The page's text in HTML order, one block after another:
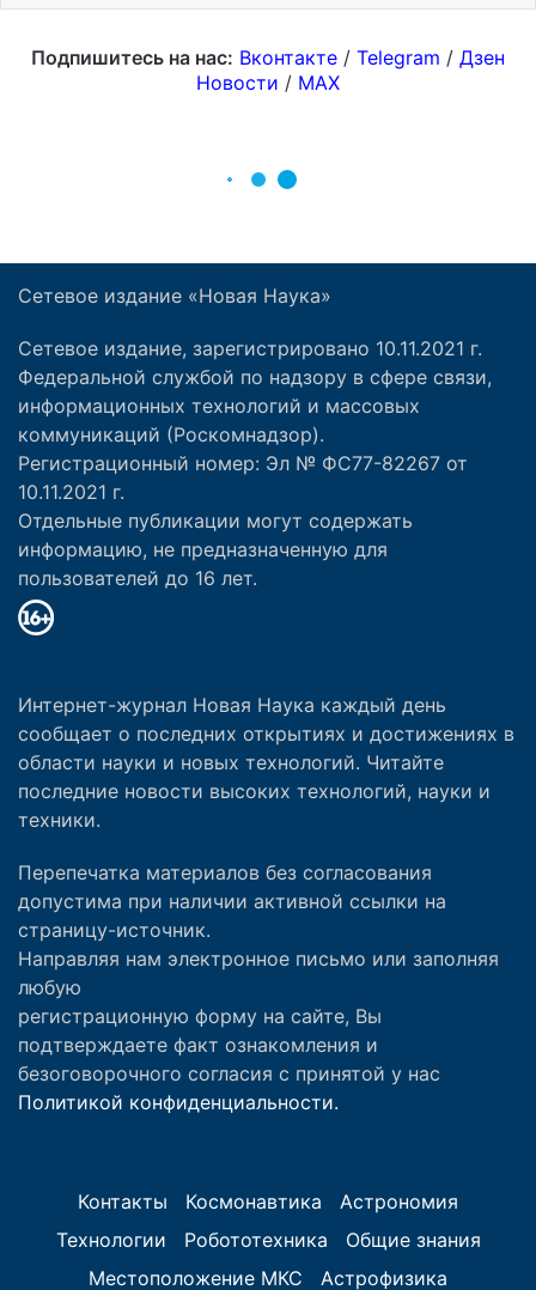
Сетевое издание «Новая Наука»
Сетевое издание, зарегистрировано 10.11.2021 г.
Федеральной службой по надзору в сфере связи,
информационных технологий и массовых
коммуникаций (Роскомнадзор).
Регистрационный номер: Эл № ФС77-82267 от
10.11.2021 г.
Отдельные публикации могут содержать
информацию, не предназначенную для
пользователей до 16 лет.
Интернет-журнал Новая Наука каждый день
сообщает о последних открытиях и достижениях в
области науки и новых технологий. Читайте
последние новости высоких технологий, науки и
техники.
Перепечатка материалов без согласования
допустима при наличии активной ссылки на
страницу-источник.
Направляя нам электронное письмо или заполняя
любую
регистрационную форму на сайте, Вы
подтверждаете факт ознакомления и
безоговорочного согласия с принятой у нас
Политикой конфиденциальности.
Контакты Космонавтика
Астрономия
Технологии
Робототехника
Общие знания
Местоположение МКС
Астрофизика